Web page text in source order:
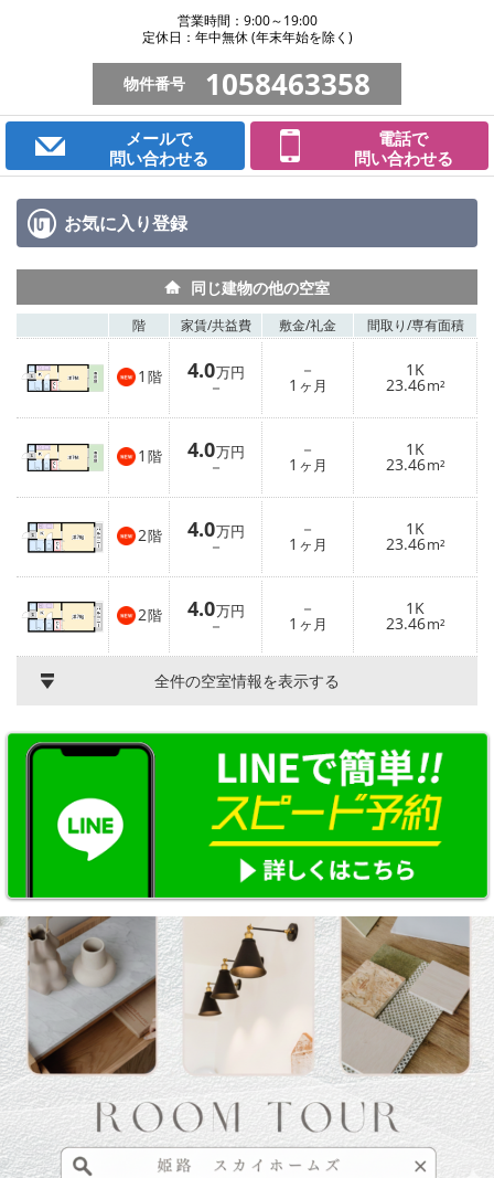
営業時間：9:00～19:00
定休日：年中無休 (年末年始を除く)
物件番号 1058463358
メールで
問い合わせる
電話で
問い合わせる
お気に入り登録
同じ建物の他の空室
階 家賃/共益費 敷金/礼金 間取り/専有面積
1 階 4.0万円
－
－
1 ヶ月
1K
23.46m²
1 階 4.0万円
－
－
1 ヶ月
1K
23.46m²
2階 4.0万円
－
－
1 ヶ月
1K
23.46m²
2階 4.0万円
－
－
1 ヶ月
1K
23.46m²
全件の空室情報を表示する